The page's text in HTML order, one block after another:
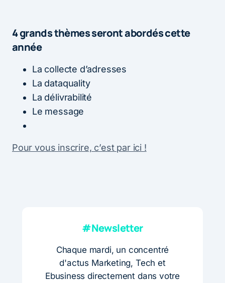
4 grands thèmes seront abordés cette
année
La collecte d’adresses
La dataquality
La délivrabilité
Le message
Pour vous inscrire, c’est par ici !
#Newsletter
Chaque mardi, un concentré
d'actus Marketing, Tech et
Ebusiness directement dans votre